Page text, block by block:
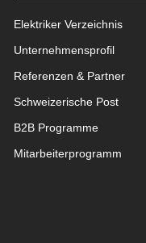
Elektriker Verzeichnis
Unternehmensprofil
Referenzen & Partner
Schweizerische Post
B2B Programme
Mitarbeiterprogramm